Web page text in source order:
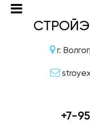
г.
+7-